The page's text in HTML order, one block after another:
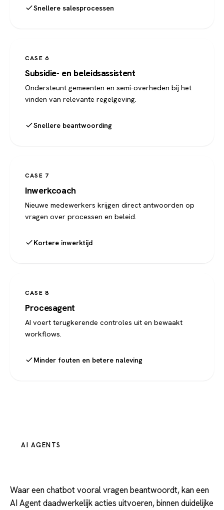
Snellere salesprocessen
CASE 6
Subsidie- en beleidsassistent
Ondersteunt gemeenten en semi-overheden bij het
vinden van relevante regelgeving.
Snellere beantwoording
CASE 7
Inwerkcoach
Nieuwe medewerkers krijgen direct antwoorden op
vragen over processen en beleid.
Kortere inwerktijd
CASE 8
Procesagent
AI voert terugkerende controles uit en bewaakt
workflows.
Minder fouten en betere naleving
AI AGENTS
Waar een chatbot vooral vragen beantwoordt, kan een
AI Agent daadwerkelijk acties uitvoeren, binnen duidelijke